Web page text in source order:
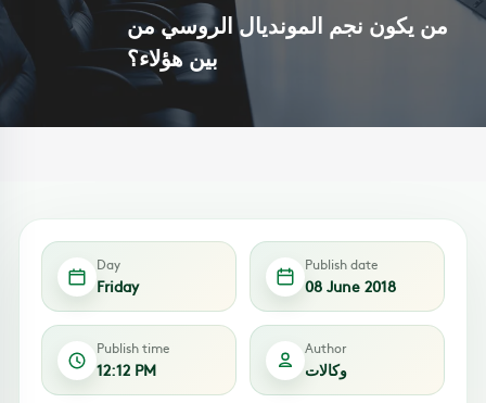
من يكون نجم المونديال الروسي من
بين هؤلاء؟
Day
Friday
Publish date
08 June 2018
Publish time
12:12 PM
Author
وكالات